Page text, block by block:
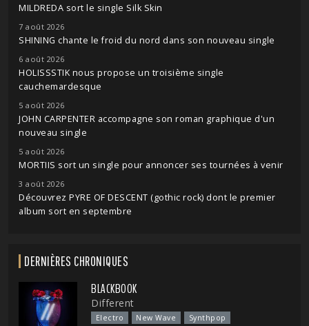
MILDREDA sort le single Silk Skin
7 août 2026
SHINING chante le froid du nord dans son nouveau single
6 août 2026
HOLISSSTIK nous propose un troisième single
cauchemardesque
5 août 2026
JOHN CARPENTER accompagne son roman graphique d'un
nouveau single
5 août 2026
MORTIIS sort un single pour annoncer ses tournées à venir
3 août 2026
Découvrez PYRE OF DESCENT (gothic rock) dont le premier
album sort en septembre
DERNIÈRES CHRONIQUES
BLACKBOOK
Different
Electro New Wave Synthpop